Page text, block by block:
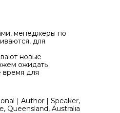
менеджеры по
для
новые
ожидать
время для
| Author | Speaker,
Queensland, Australia